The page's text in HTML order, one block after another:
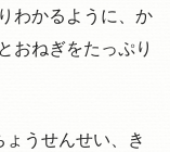
わかるように、か
おねぎをたっぷり
うせんせい、き